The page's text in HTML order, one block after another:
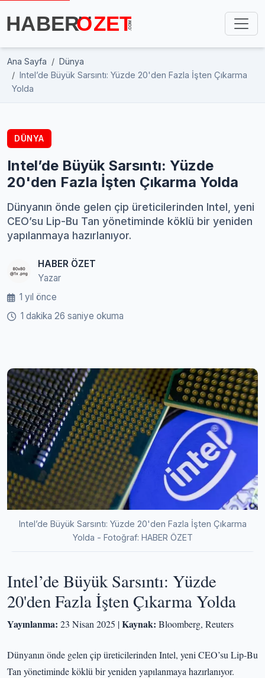
Ana Sayfa
Dünya
Intel’de Büyük Sarsıntı: Yüzde 20'den Fazla İşten Çıkarma
Yolda
DÜNYA
Intel’de Büyük Sarsıntı: Yüzde
20'den Fazla İşten Çıkarma Yolda
Dünyanın önde gelen çip üreticilerinden Intel, yeni
CEO’su Lip-Bu Tan yönetiminde köklü bir yeniden
yapılanmaya hazırlanıyor.
HABER ÖZET
Yazar
1 yıl önce
1 dakika 26 saniye okuma
Intel’de Büyük Sarsıntı: Yüzde 20'den Fazla İşten Çıkarma
Yolda - Fotoğraf: HABER ÖZET
Intel’de Büyük Sarsıntı: Yüzde
20'den Fazla İşten Çıkarma Yolda
Yayınlanma: 23 Nisan 2025 |Kaynak: Bloomberg, Reuters
Dünyanın önde gelen çip üreticilerinden Intel, yeni CEO’su Lip-Bu
Tan yönetiminde köklü bir yeniden yapılanmaya hazırlanıyor.